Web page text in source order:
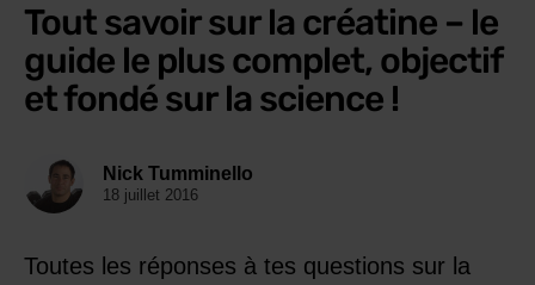
Tout savoir sur la créatine – le
guide le plus complet, objectif
et fondé sur la science !
Nick Tumminello
18 juillet 2016
Toutes les réponses à tes questions sur la